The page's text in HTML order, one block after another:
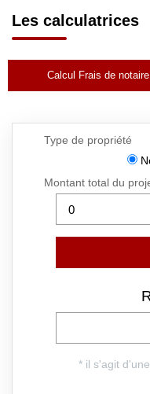
Les calculatrices
Calcul Frais de notaire